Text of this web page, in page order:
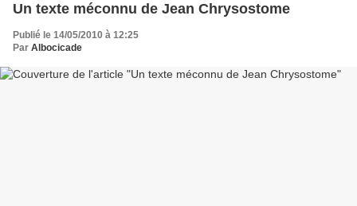
Un texte méconnu de Jean Chrysostome
Publié le 14/05/2010 à 12:25
Par Albocicade